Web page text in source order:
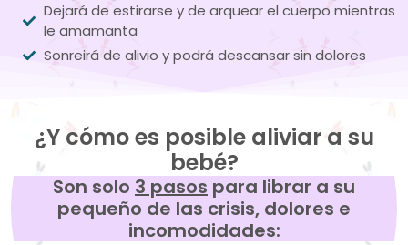
Dejará de estirarse y de arquear el cuerpo mientras
le amamanta
Sonreirá de alivio y podrá descansar sin dolores
¿Y cómo es posible aliviar a su
bebé?
Son solo 3 pasos para librar a su
pequeño de las crisis, dolores e
incomodidades: